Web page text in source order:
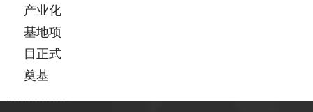
产业化
基地项
目正式
奠基